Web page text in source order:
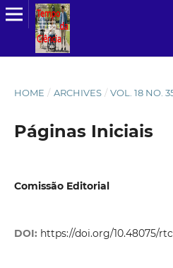
HOME / ARCHIVES / VOL. 18 NO.
Páginas Iniciais
Comissão Editorial
DOI: https://doi.org/10.48075/